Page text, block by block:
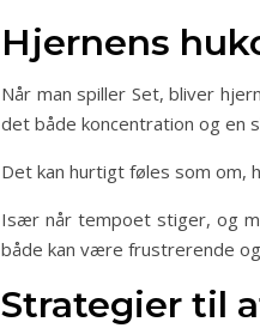
Hjernens
Når man spiller Set, bliver
det både koncentration og en
Det kan hurtigt føles som om,
Især når tempoet stiger, og
både kan være frustrerende
Strategier til